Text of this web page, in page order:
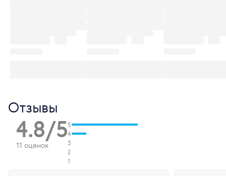
Отзывы
4.8/5
11 оценок
5
4
3
2
1